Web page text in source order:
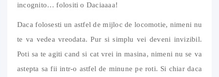
incognito… folositi o Daciaaaa!
Daca folosesti un astfel de mijloc de locomotie, nimeni nu
te va vedea vreodata. Pur si simplu vei deveni invizibil.
Poti sa te agiti cand si cat vrei in masina, nimeni nu se va
astepta sa fii intr-o astfel de minune pe roti. Si chiar daca